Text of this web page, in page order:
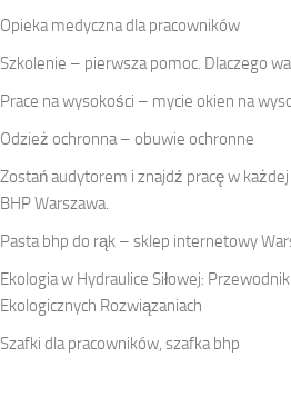
Opieka medyczna dla pracowników
Szkolenie – pierwsza pomoc. Dlaczego
Prace na wysokości – mycie okien na
Odzież ochronna – obuwie ochronne
Zostań audytorem i znajdź pracę w
BHP Warszawa.
Pasta bhp do rąk – sklep internetowy
Ekologia w Hydraulice Siłowej:
Ekologicznych Rozwiązaniach
Szafki dla pracowników, szafka bhp